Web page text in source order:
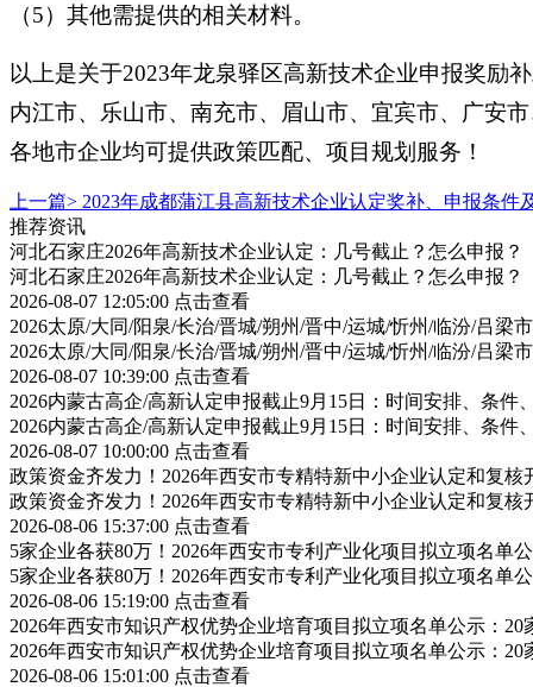
（5）其他需提供的相关材料。
以上是关于2023年龙泉驿区高新技术企业申报奖励
内江市、乐山市、南充市、眉山市、宜宾市、广安
各地市企业均可提供政策匹配、项目规划服务！
上一篇> 2023年成都蒲江县高新技术企业认定奖补、申报条件
推荐资讯
河北石家庄2026年高新技术企业认定：几号截止？怎么申报？
河北石家庄2026年高新技术企业认定：几号截止？怎么申报？
2026-08-07 12:05:00 点击查看
2026太原/大同/阳泉/长治/晋城/朔州/晋中/运城/忻州/临汾/吕梁
2026太原/大同/阳泉/长治/晋城/朔州/晋中/运城/忻州/临汾/吕梁
2026-08-07 10:39:00 点击查看
2026内蒙古高企/高新认定申报截止9月15日：时间安排、条件
2026内蒙古高企/高新认定申报截止9月15日：时间安排、条件
2026-08-07 10:00:00 点击查看
政策资金齐发力！2026年西安市专精特新中小企业认定和复
政策资金齐发力！2026年西安市专精特新中小企业认定和复
2026-08-06 15:37:00 点击查看
5家企业各获80万！2026年西安市专利产业化项目拟立项名单
5家企业各获80万！2026年西安市专利产业化项目拟立项名单
2026-08-06 15:19:00 点击查看
2026年西安市知识产权优势企业培育项目拟立项名单公示：
2026年西安市知识产权优势企业培育项目拟立项名单公示：
2026-08-06 15:01:00 点击查看